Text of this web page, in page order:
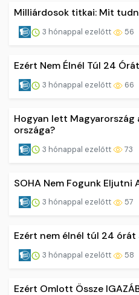
Milliárdosok titkai: Mit
3 hónappal ezelőtt 56
Ezért Nem Élnél Túl 24
3 hónappal ezelőtt 66
Hogyan lett Magyarország
országa?
3 hónappal ezelőtt 73
SOHA Nem Fogunk Eljutni
3 hónappal ezelőtt 57
Ezért nem élnél túl 24 órát
3 hónappal ezelőtt 58
Ezért Omlott Össze